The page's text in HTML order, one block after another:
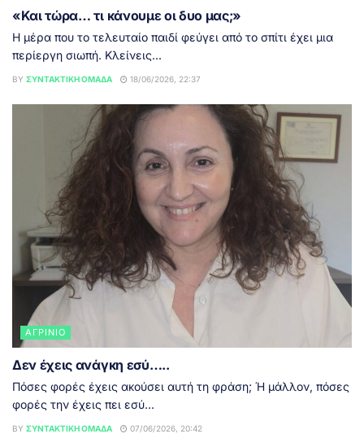
«Και τώρα… τι κάνουμε οι δυο μας;»
Η μέρα που το τελευταίο παιδί φεύγει από το σπίτι έχει μια
περίεργη σιωπή. Κλείνεις...
BY ΣΥΝΤΑΚΤΙΚΉ ΟΜΆΔΑ 18/06/2026, 22:37
ΑΓΡΊΝΙΟ
Δεν έχεις ανάγκη εσύ…..
Πόσες φορές έχεις ακούσει αυτή τη φράση; Ή μάλλον, πόσες
φορές την έχεις πει εσύ...
BY ΣΥΝΤΑΚΤΙΚΉ ΟΜΆΔΑ 07/06/2026, 20:42